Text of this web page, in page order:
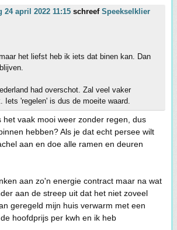
24 april 2022 11:15 schreef Speekselklier
het liefst heb ik iets dat binen kan. Dan
had overschot. Zal veel vaker
Iets 'regelen' is dus de moeite waard.
het vaak mooi weer zonder regen, dus
hebben? Als je dat echt persee wilt
aan en doe alle ramen en deuren
aan zo'n energie contract maar na wat
aan de streep uit dat het niet zoveel
geregeld mijn huis verwarm met een
hoofdprijs per kwh en ik heb